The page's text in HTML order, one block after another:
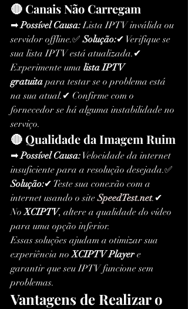
🔴 Canais Não Carregam
➡ Possível Causa: Lista IPTV inválida ou
servidor offline.✅ Solução:✔ Verifique se
sua lista IPTV está atualizada.✔
Experimente uma lista IPTV
gratuita para testar se o problema está
na sua atual.✔ Confirme com o
fornecedor se há alguma instabilidade no
serviço.
🔴 Qualidade da Imagem Ruim
➡ Possível Causa: Velocidade da internet
insuficiente para a resolução desejada.✅
Solução:✔ Teste sua conexão com a
internet usando o site SpeedTest.net.✔
No XCIPTV, altere a qualidade do vídeo
para uma opção inferior.
Essas soluções ajudam a otimizar sua
experiência no XCIPTV Player e
garantir que seu IPTV funcione sem
problemas.
Vantagens de Realizar o